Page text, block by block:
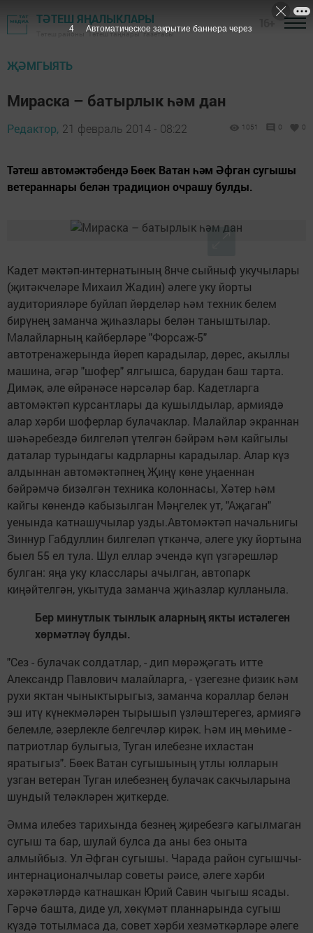
ТӘТЕШ ЯҢАЛЫКЛАРЫ
Тәтеш районы "Тәтеш таңнары" газетасы
ҖӘМГЫЯТЬ
Мираска – батырлык һәм дан
Редактор, 21 февраль 2014 - 08:22 1051 0 0
Тәтеш автомәктәбендә Бөек Ватан һәм Әфган сугышы
ветераннары белән традицион очрашу булды.
Кадет мәктәп-интернатының 8нче сыйныф укучылары
(җитәкчеләре Михаил Жадин) әлеге уку йорты
аудиторияләре буйлап йөрделәр һәм техник белем
бирүнең заманча җиһазлары белән таныштылар.
Малайларның кайберләре "Форсаж-5"
автотренажерында йөреп карадылар, дөрес, акыллы
машина, әгәр "шофер" ялгышса, барудан баш тарта.
Димәк, әле өйрәнәсе нәрсәләр бар. Кадетларга
автомәктәп курсантлары да кушылдылар, армиядә
алар хәрби шоферлар булачак­лар. Малайлар экраннан
шәһәребездә билгеләп үтелгән бәйрәм һәм кайгылы
даталар турындагы кадрларны карадылар. Алар күз
алдыннан автомәктәпнең Җиңү көне уңаеннан
бәйрәмчә бизәлгән техника колоннасы, Хәтер һәм
кайгы көнендә кабызылган Мәңгелек ут, "Аҗаган"
уенында катнашучылар узды.Автомәктәп начальнигы
Зиннур Габдуллин билгеләп үткәнчә, әлеге уку йортына
быел 55 ел тула. Шул еллар эчендә күп үзгәрешләр
булган: яңа уку класслары ачылган, автопарк
киңәйтелгән, укытуда заманча җиһазлар кулланыла.
Бер минутлык тынлык аларның якты истәлеген
хөрмәтләү булды.
"Сез - булачак солдатлар, - дип мөрәҗәгать итте
Александр Павлович малайларга, - үзегезне физик һәм
рухи яктан чыныктырыгыз, заманча кораллар белән
эш итү күнекмәләрен тырышып үзләштерегез, армия­гә
белемле, әзерлекле белгечләр кирәк. Һәм иң мөһиме -
патриотлар булыгыз, Туган илебезне ихластан
яратыгыз". Бөек Ватан сугышының утлы юлларын
узган ветеран Туган илебезнең булачак сакчыларына
шундый теләкләрен җиткерде.
Әмма илебез тарихында безнең җиребезгә кагылмаган
сугыш та бар, шулай булса да аны без оныта
алмыйбыз. Ул Әфган сугышы. Чарада район сугышчы-
интернационалчылар советы рәисе, әлеге хәрби
хәрәкәтләрдә катнашкан Юрий Савин чыгыш ясады.
Гәрчә башта, диде ул, хөкүмәт планнарында сугыш
күздә тотылмаса да, совет хәрби хезмәткәрләре әлеге
3 Автоматическое закрытие баннера через